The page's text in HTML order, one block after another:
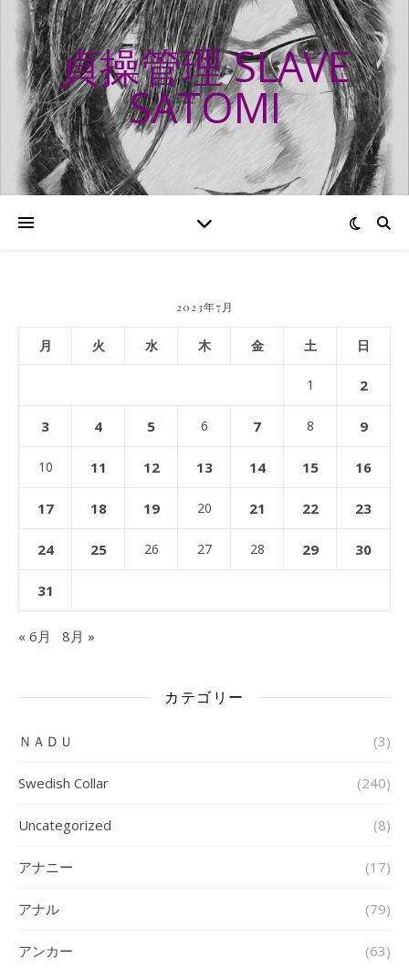
貞操管理 SLAVE
SATOMI
2023年7月
月 火 水 木 金 土 日
1 2
3 4 5 6 7 8 9
10 11 12 13 14 15 16
17 18 19 20 21 22 23
24 25 26 27 28 29 30
31
« 6月 8月 »
カテゴリー
ＮＡＤＵ (3)
Swedish Collar (240)
Uncategorized (8)
アナニー (17)
アナル (79)
アンカー (63)